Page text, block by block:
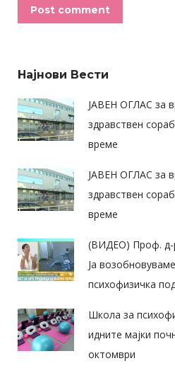
Post comment
Најнови Вести
ЈАВЕН ОГЛАС за
здравствен
време
ЈАВЕН ОГЛАС за
здравствен
време
(ВИДЕО) Проф. д-
Ја
психофизичка
Школа за
идните мајки
октомври